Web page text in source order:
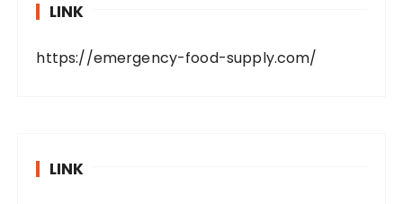
LINK
https://emergency-food-supply.com/
LINK